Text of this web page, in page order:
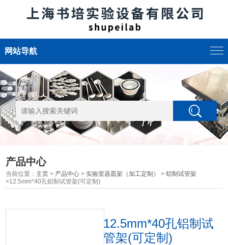
网站导航
产品中心
当前位置： 主页 > 产品中心 >实验室器皿架（加工定制） >铝制试管架
>12.5mm*40孔铝制试管架(可定制)
12.5mm*40孔铝制试
管架(可定制)